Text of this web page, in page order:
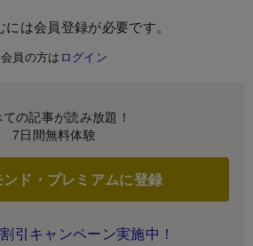
は会員登録が必要です。
会員の方は ログイン
の記事が読み放題！
7日間無料体験
ンド・プレミアムに登録
引キャンペーン実施中！